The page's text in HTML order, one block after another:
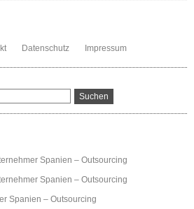
Datenschutz Impressum
Spanien – Outsourcing
Spanien – Outsourcing
Spanien – Outsourcing